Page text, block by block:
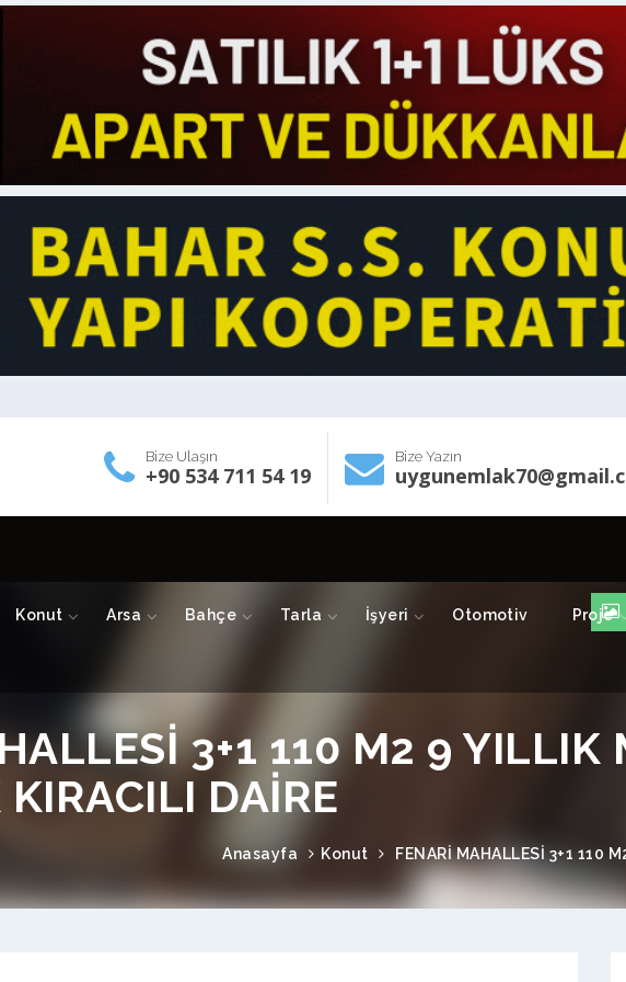
Bize Ulaşın
+90 534 711 54 19
Bize Yazın
Konut Arsa Bahçe Tarla İşyeri Otomotiv Proje
3+1 110 M2 9 YILLIK
DAİRE
Anasayfa Konut FENARİ MAHALLESİ 3+1 110